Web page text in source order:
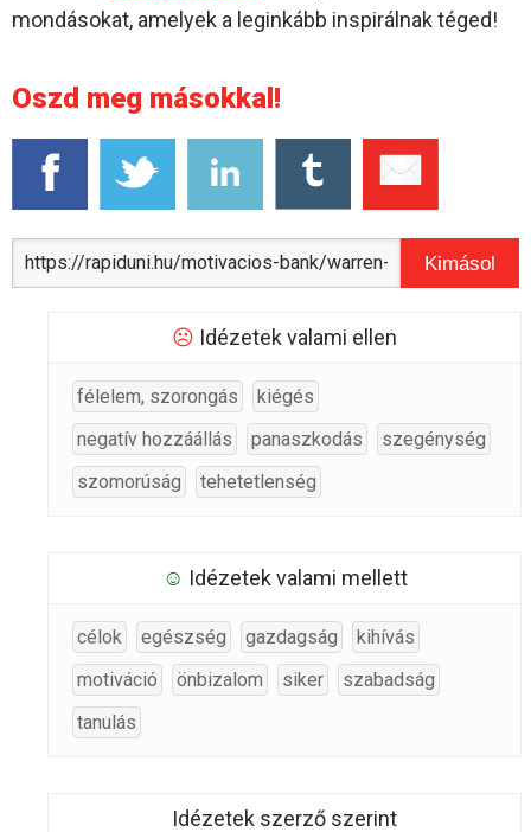
mondásokat, amelyek a leginkább inspirálnak téged!
Oszd meg másokkal!
Kimásol
☹ Idézetek valami ellen
félelem, szorongás
kiégés
negatív hozzáállás
panaszkodás
szegénység
szomorúság
tehetetlenség
☺ Idézetek valami mellett
célok egészség gazdagság
kihívás
motiváció
önbizalom siker
szabadság
tanulás
Idézetek szerző szerint